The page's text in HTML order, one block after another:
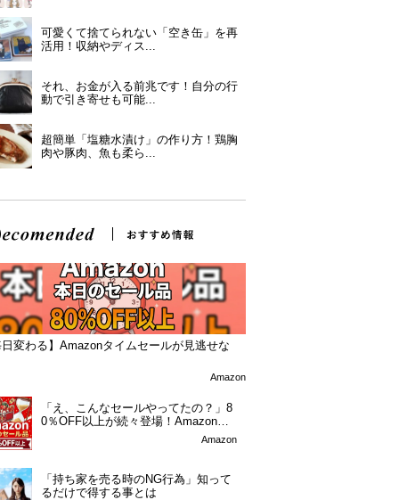
可愛くて捨てられない「空き缶」を再
活用！収納やディス...
それ、お金が入る前兆です！自分の行
動で引き寄せも可能...
超簡単「塩糖水漬け」の作り方！鶏胸
肉や豚肉、魚も柔ら...
変わる】Amazonタイムセールが見逃せな
Amazon
「え、こんなセールやってたの？」8
0％OFF以上が続々登場！Amazonの
Amazon
「持ち家を売る時のNG行為」知って
るだけで得する事とは